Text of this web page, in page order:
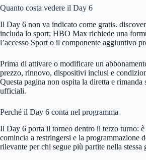
Quanto costa vedere il Day 6
Il Day 6 non va indicato come gratis.
includa lo sport; HBO Max richiede una
l’accesso Sport o il componente aggiuntivo
Prima di attivare o modificare un
prezzo, rinnovo, dispositivi inclusi e
Questa pagina non ospita la diretta e
ufficiali.
Perché il Day 6 conta nel programma
Il Day 6 porta il torneo dentro il terzo turno:
comincia a restringersi e la programmazione
rilevante per chi segue più partite nella stessa